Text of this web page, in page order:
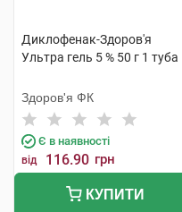
Диклофенак-Здоров'я
Ультра гель 5 % 50 г 1 туба
Здоров'я ФК
Є в наявності
від 116.90 грн
КУПИТИ